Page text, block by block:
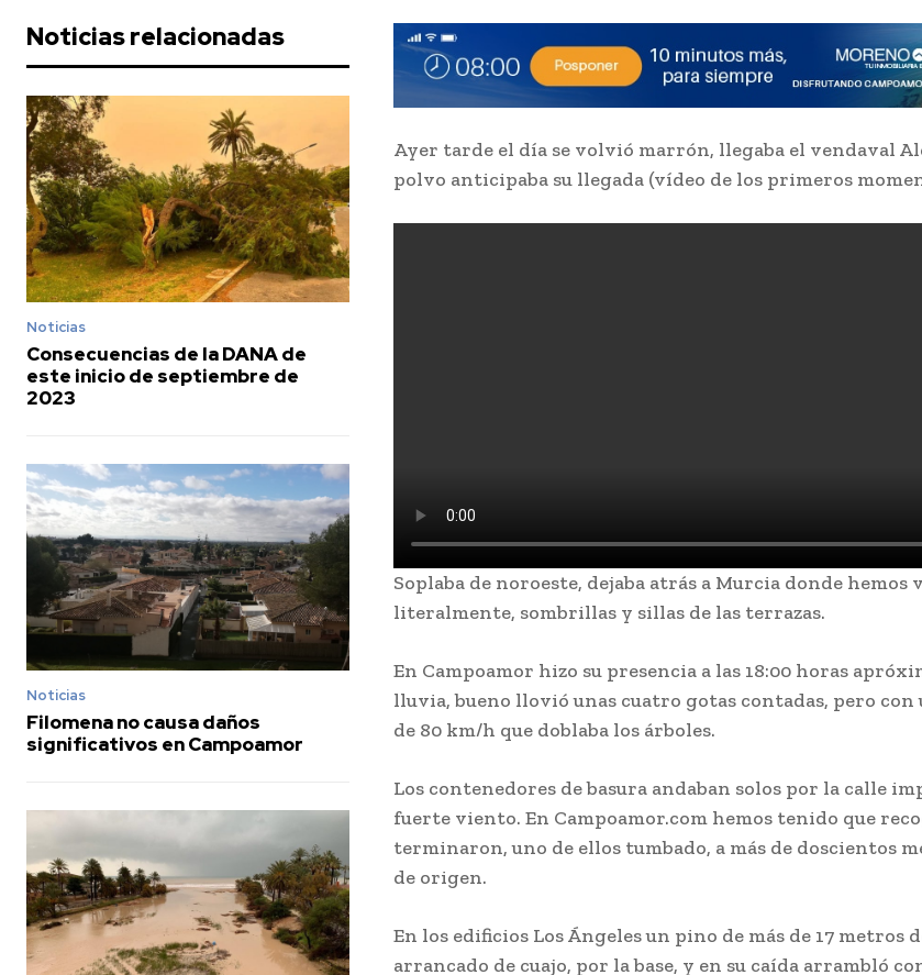
Noticias relacionadas
Noticias
Consecuencias de la DANA de
este inicio de septiembre de
2023
Noticias
Filomena no causa daños
significativos en Campoamor
Ayer tarde el día se volvió marrón, llegaba el vendaval
polvo anticipaba su llegada (vídeo de los primeros
Soplaba de noroeste, dejaba atrás a Murcia donde hemos
literalmente, sombrillas y sillas de las terrazas.
En Campoamor hizo su presencia a las 18:00 horas
lluvia, bueno llovió unas cuatro gotas contadas, pero con
de 80 km/h que doblaba los árboles.
Los contenedores de basura andaban solos por la calle
fuerte viento. En Campoamor.com hemos tenido que
terminaron, uno de ellos tumbado, a más de doscientos
de origen.
En los edificios Los Ángeles un pino de más de 17 metros
arrancado de cuajo, por la base, y en su caída arrambló